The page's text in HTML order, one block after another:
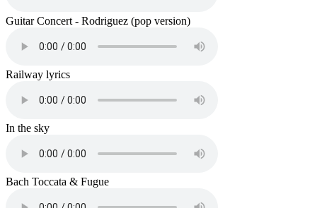
Guitar Concert - Rodriguez (pop version)
Railway lyrics
In the sky
Bach Toccata & Fugue